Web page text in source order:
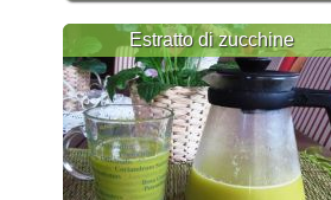
Estratto di zucchine